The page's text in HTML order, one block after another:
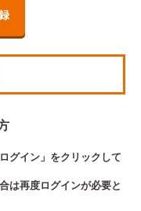
グイン」をクリックして
は再度ログインが必要と